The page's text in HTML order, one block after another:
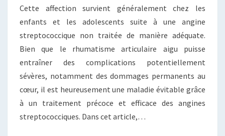
Cette affection survient généralement chez les
enfants et les adolescents suite à une angine
streptococcique non traitée de manière adéquate.
Bien que le rhumatisme articulaire aigu puisse
entraîner des complications potentiellement
sévères, notamment des dommages permanents au
cœur, il est heureusement une maladie évitable grâce
à un traitement précoce et efficace des angines
streptococciques. Dans cet article,…